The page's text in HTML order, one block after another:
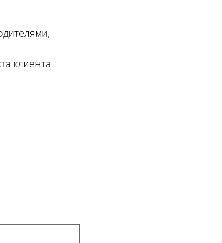
клиента